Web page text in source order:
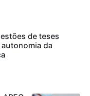
de teses
da